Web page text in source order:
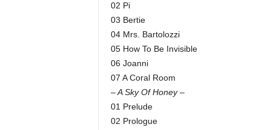
02 Pi
03 Bertie
04 Mrs. Bartolozzi
05 How To Be Invisible
06 Joanni
07 A Coral Room
– A Sky Of Honey –
01 Prelude
02 Prologue